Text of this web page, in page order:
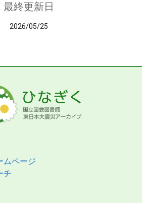
最終更新日
2026/05/25
ムページ
チ